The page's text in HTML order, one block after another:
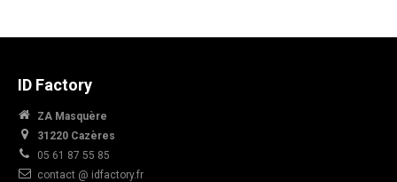
ID Factory
ZA Masquère
31220 Cazères
05 61 87 55 85
contact @ idfactory.fr